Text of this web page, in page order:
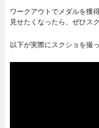
ワークアウトでメダルを獲
見せたくなったら、ぜひス
以下が実際にスクショを撮